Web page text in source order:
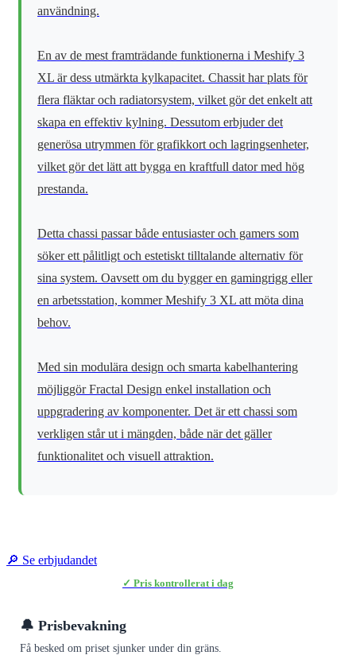
användning.
En av de mest framträdande funktionerna i Meshify 3
XL är dess utmärkta kylkapacitet. Chassit har plats för
flera fläktar och radiatorsystem, vilket gör det enkelt att
skapa en effektiv kylning. Dessutom erbjuder det
generösa utrymmen för grafikkort och lagringsenheter,
vilket gör det lätt att bygga en kraftfull dator med hög
prestanda.
Detta chassi passar både entusiaster och gamers som
söker ett pålitligt och estetiskt tilltalande alternativ för
sina system. Oavsett om du bygger en gamingrigg eller
en arbetsstation, kommer Meshify 3 XL att möta dina
behov.
Med sin modulära design och smarta kabelhantering
möjliggör Fractal Design enkel installation och
uppgradering av komponenter. Det är ett chassi som
verkligen står ut i mängden, både när det gäller
funktionalitet och visuell attraktion.
🔎 Se erbjudandet
✓ Pris kontrollerat i dag
🔔 Prisbevakning
Få besked om priset sjunker under din gräns.